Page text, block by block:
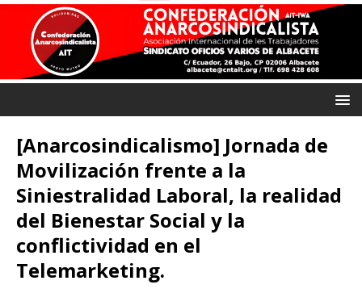
[Anarcosindicalismo] Jornada de
Movilización frente a la
Siniestralidad Laboral, la realidad
del Bienestar Social y la
conflictividad en el
Telemarketing.